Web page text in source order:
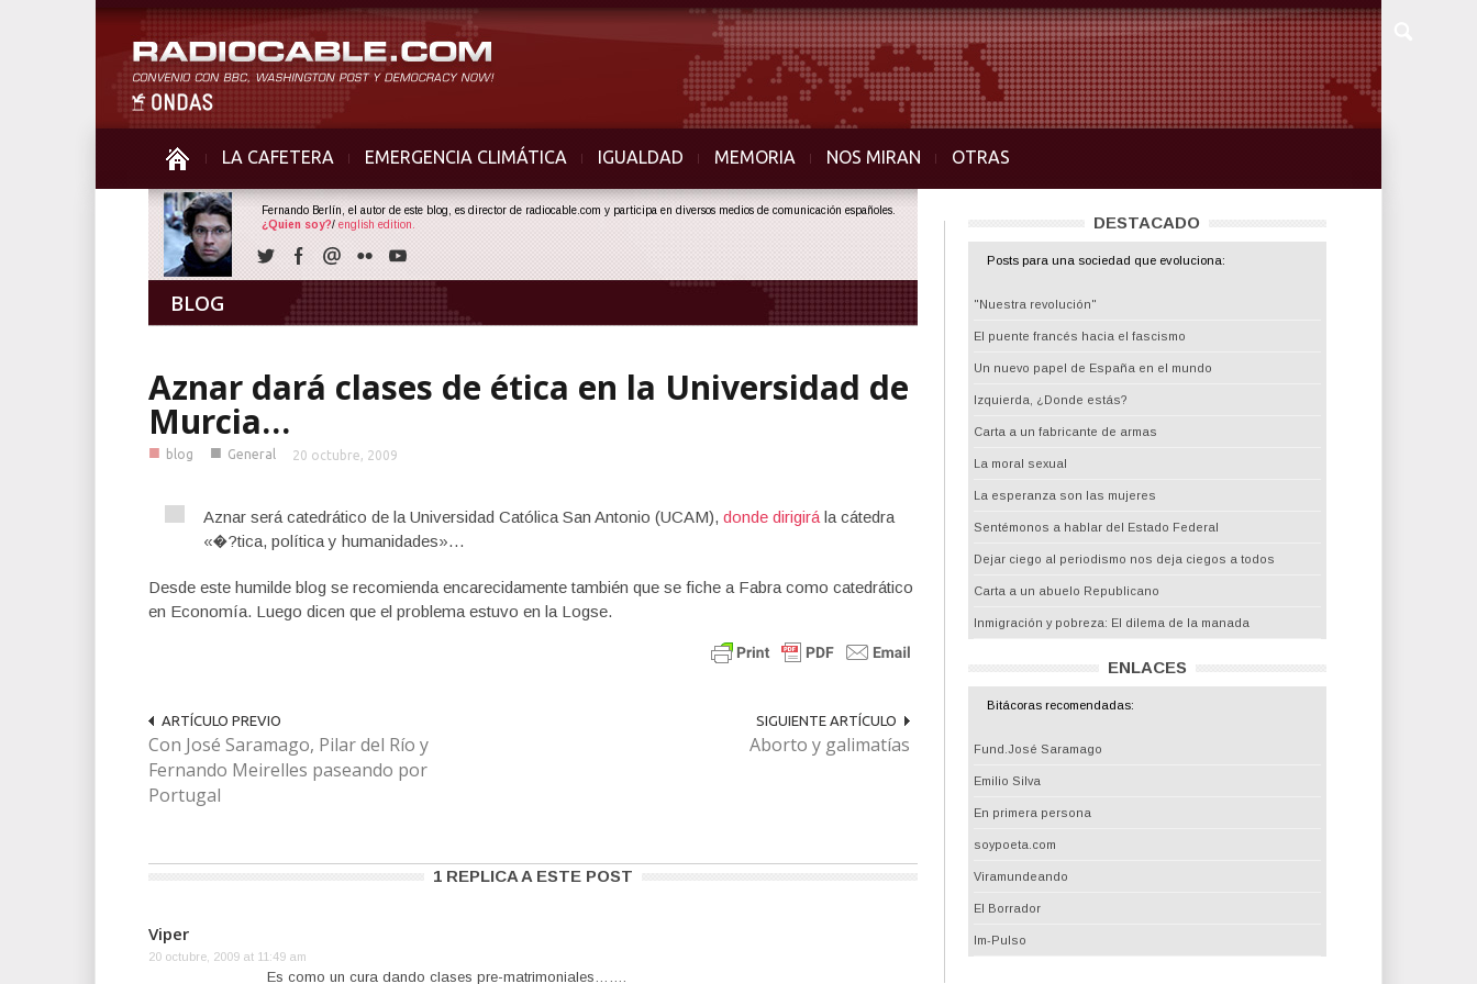
LA CAFETERA EMERGENCIA CLIMÁTICA IGUALDAD MEMORIA NOS MIRAN OTRAS
BLOG
Fernando Berlín, el autor de este blog, es director de radiocable.com y participa en diversos medios de comunicación españoles.
¿Quien soy?/ english edition.
Aznar dará clases de ética en la Universidad de
Murcia…
■ blog ■ General 20 octubre, 2009
Aznar será catedrático de la Universidad Católica San Antonio (UCAM), donde dirigirá la cátedra
«�?tica, política y humanidades»…
Desde este humilde blog se recomienda encarecidamente también que se fiche a Fabra como catedrático
en Economía. Luego dicen que el problema estuvo en la Logse.
ARTÍCULO PREVIO
Con José Saramago, Pilar del Río y
Fernando Meirelles paseando por
Portugal
SIGUIENTE ARTÍCULO
Aborto y galimatías
1 REPLICA A ESTE POST
Viper
20 octubre, 2009 at 11:49 am
Es como un cura dando clases pre-matrimoniales…….
DESTACADO
Posts para una sociedad que evoluciona:
"Nuestra revolución"
El puente francés hacia el fascismo
Un nuevo papel de España en el mundo
Izquierda, ¿Donde estás?
Carta a un fabricante de armas
La moral sexual
La esperanza son las mujeres
Sentémonos a hablar del Estado Federal
Dejar ciego al periodismo nos deja ciegos a todos
Carta a un abuelo Republicano
Inmigración y pobreza: El dilema de la manada
ENLACES
Bitácoras recomendadas:
Fund.José Saramago
Emilio Silva
En primera persona
soypoeta.com
Viramundeando
El Borrador
Im-Pulso